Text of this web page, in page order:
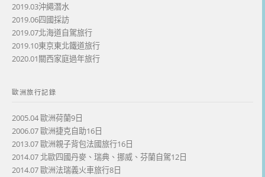
2019.03沖繩潛水
2019.06四國採訪
2019.07北海道自駕旅行
2019.10東京東北鐵道旅行
2020.01關西家庭過年旅行
歐洲旅行記錄
2005.04 歐洲荷蘭9日
2006.07 歐洲捷克自助16日
2013.07 歐洲親子背包法國旅行16日
2014.07 北歐四國丹麥、瑞典、挪威、芬蘭自駕12日
2014.07 歐洲法瑞義火車旅行8日